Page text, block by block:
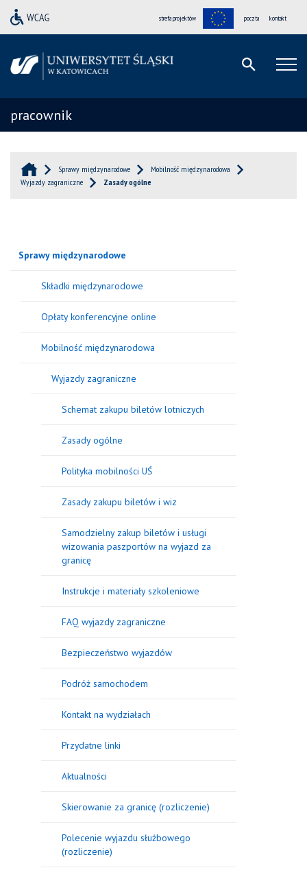
strefa projektów poczta kontakt
pracownik
Sprawy międzynarodowe
Mobilność międzynarodowa
Wyjazdy zagraniczne
Zasady ogólne
Sprawy międzynarodowe
Składki międzynarodowe
Opłaty konferencyjne online
Mobilność międzynarodowa
Wyjazdy zagraniczne
Schemat zakupu biletów lotniczych
Zasady ogólne
Polityka mobilności UŚ
Zasady zakupu biletów i wiz
Samodzielny zakup biletów i usługi
wizowania paszportów na wyjazd za
granicę
Instrukcje i materiały szkoleniowe
FAQ wyjazdy zagraniczne
Bezpieczeństwo wyjazdów
Podróż samochodem
Kontakt na wydziałach
Przydatne linki
Aktualności
Skierowanie za granicę (rozliczenie)
Polecenie wyjazdu służbowego
(rozliczenie)